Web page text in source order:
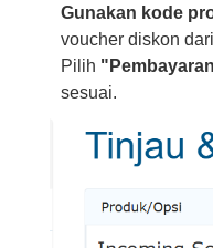
Gunakan kode
voucher diskon
Pilih
sesuai.